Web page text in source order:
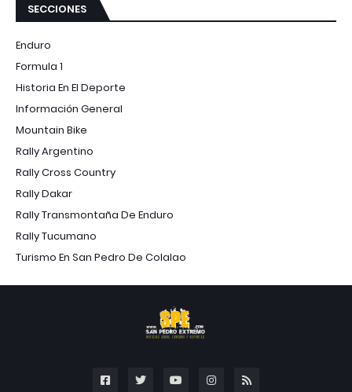
SECCIONES
Enduro
Formula 1
Historia En El Deporte
Información General
Mountain Bike
Rally Argentino
Rally Cross Country
Rally Dakar
Rally Transmontaña De Enduro
Rally Tucumano
Turismo En San Pedro De Colalao